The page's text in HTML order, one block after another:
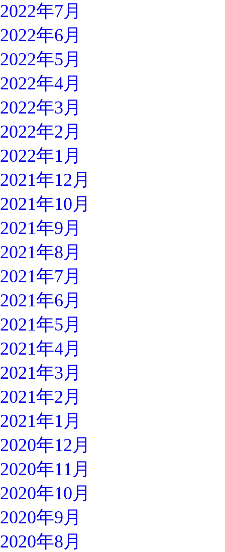
2022年7月
2022年6月
2022年5月
2022年4月
2022年3月
2022年2月
2022年1月
2021年12月
2021年10月
2021年9月
2021年8月
2021年7月
2021年6月
2021年5月
2021年4月
2021年3月
2021年2月
2021年1月
2020年12月
2020年11月
2020年10月
2020年9月
2020年8月